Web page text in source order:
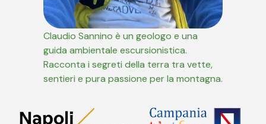
Claudio Sannino è un geologo e una
guida ambientale escursionistica.
Racconta i segreti della terra tra vette,
sentieri e pura passione per la montagna.